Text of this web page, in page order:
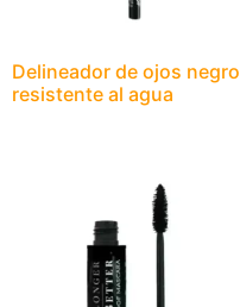
Delineador de ojos negro
resistente al agua